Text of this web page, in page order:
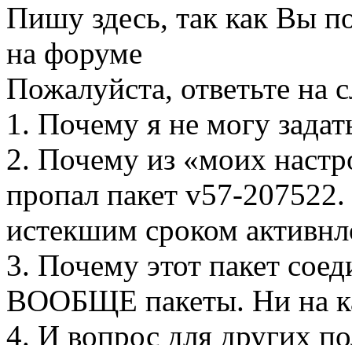
Пишу здесь, так как Вы
на форуме
Пожалуйста, ответьте
1. Почему я не могу
2. Почему из «моих
пропал пакет v57-207522.
истекшим сроком
3. Почему этот пакет
ВООБЩЕ пакеты. Ни на
4. И вопрос для других